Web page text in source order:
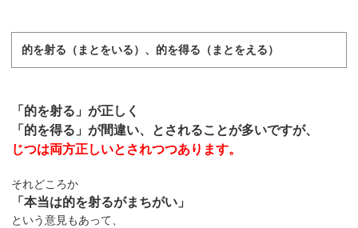
的を射る（まとをいる）、的を得る（まとをえる）
「的を射る」が正しく
「的を得る」が間違い、とされることが多いですが、
じつは両方正しいとされつつあります。
それどころか
「本当は的を射るがまちがい」
という意見もあって、